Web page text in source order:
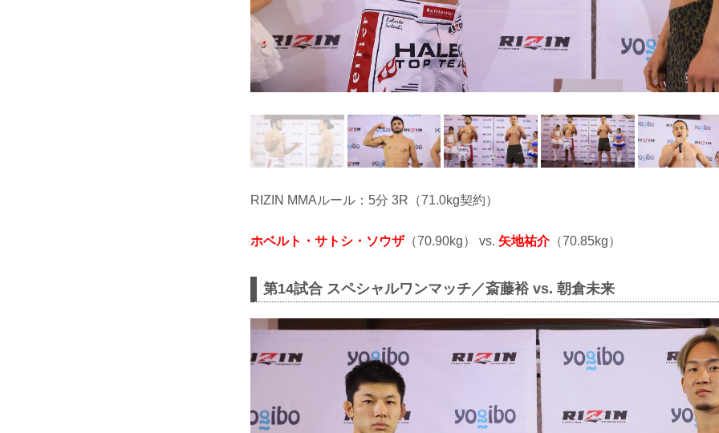
RIZIN MMAルール：5分 3R（71.0kg契約）
ホベルト・サトシ・ソウザ（70.90kg） vs. 矢地祐介（70.85kg）
第14試合 スペシャルワンマッチ／斎藤裕 vs. 朝倉未来